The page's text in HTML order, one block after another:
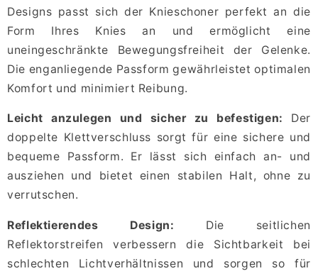
Designs passt sich der Knieschoner perfekt an die
Form Ihres Knies an und ermöglicht eine
uneingeschränkte Bewegungsfreiheit der Gelenke.
Die enganliegende Passform gewährleistet optimalen
Komfort und minimiert Reibung.
Leicht anzulegen und sicher zu befestigen:
Der
doppelte Klettverschluss sorgt für eine sichere und
bequeme Passform. Er lässt sich einfach an- und
ausziehen und bietet einen stabilen Halt, ohne zu
verrutschen.
Reflektierendes Design: Die seitlichen
Reflektorstreifen verbessern die Sichtbarkeit bei
schlechten Lichtverhältnissen und sorgen so für